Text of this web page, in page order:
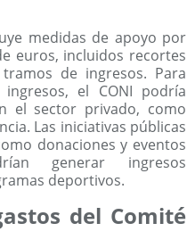
medidas de apoyo por
euros, incluidos recortes
de ingresos. Para
el CONI podría
el sector privado, como
Las iniciativas públicas
donaciones y eventos
generar ingresos
deportivos.
del Comité